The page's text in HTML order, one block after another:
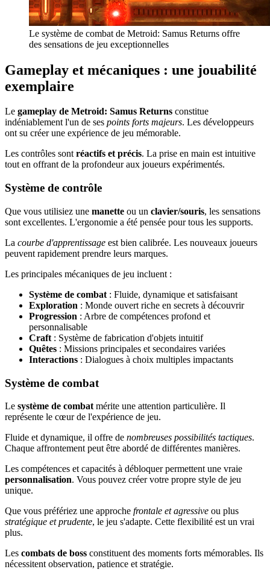
Le système de combat de Metroid: Samus Returns offre
des sensations de jeu exceptionnelles
Gameplay et mécaniques : une jouabilité
exemplaire
Le gameplay de Metroid: Samus Returns constitue
indéniablement l'un de ses points forts majeurs. Les développeurs
ont su créer une expérience de jeu mémorable.
Les contrôles sontréactifs et précis. La prise en main est intuitive
tout en offrant de la profondeur aux joueurs expérimentés.
Système de contrôle
Que vous utilisiez une manette ou un clavier/souris, les sensations
sont excellentes. L'ergonomie a été pensée pour tous les supports.
La courbe d'apprentissage est bien calibrée. Les nouveaux joueurs
peuvent rapidement prendre leurs marques.
Les principales mécaniques de jeu incluent :
Système de combat : Fluide, dynamique et satisfaisant
Exploration : Monde ouvert riche en secrets à découvrir
Progression : Arbre de compétences profond et
personnalisable
Craft : Système de fabrication d'objets intuitif
Quêtes : Missions principales et secondaires variées
Interactions : Dialogues à choix multiples impactants
Système de combat
Le système de combat mérite une attention particulière. Il
représente le cœur de l'expérience de jeu.
Fluide et dynamique, il offre de nombreuses possibilités tactiques.
Chaque affrontement peut être abordé de différentes manières.
Les compétences et capacités à débloquer permettent une vraie
personnalisation. Vous pouvez créer votre propre style de jeu
unique.
Que vous préfériez une approche frontale et agressive ou plus
stratégique et prudente, le jeu s'adapte. Cette flexibilité est un vrai
plus.
Les combats de boss constituent des moments forts mémorables. Ils
nécessitent observation, patience et stratégie.